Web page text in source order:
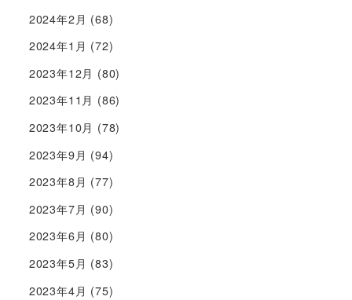
2024年2月 (68)
2024年1月 (72)
2023年12月 (80)
2023年11月 (86)
2023年10月 (78)
2023年9月 (94)
2023年8月 (77)
2023年7月 (90)
2023年6月 (80)
2023年5月 (83)
2023年4月 (75)